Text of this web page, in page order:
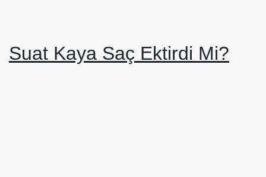
Suat Kaya Saç Ektirdi Mi?